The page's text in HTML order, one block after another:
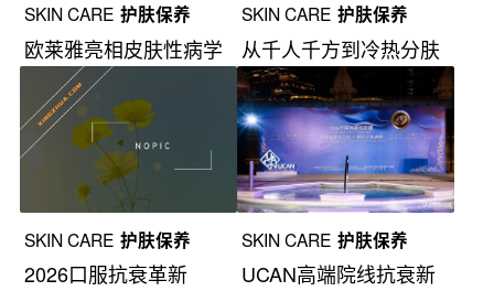
SKIN CARE 护肤保养
欧莱雅亮相皮肤性病学
术年会
SKIN CARE 护肤保养
从千人千方到冷热分肤
SKIN CARE 护肤保养
2026口服抗衰革新
SKIN CARE 护肤保养
UCAN高端院线抗衰新